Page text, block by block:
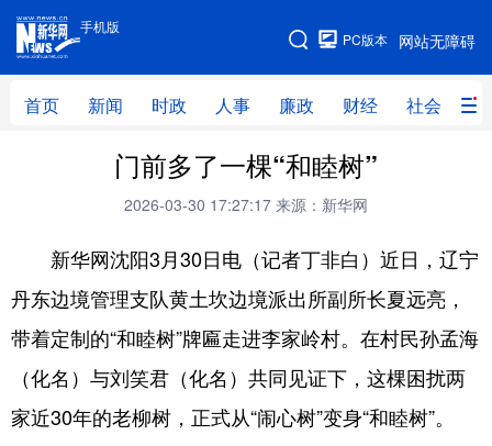
手机版
网站无障碍
PC版本
首页 新闻 时政 人事 廉政 财经 社会 科
手机版
网站地图
新闻 时政
财经 社会
文化 教育 健康 旅游
体育 视频 直播 无人机
地方频道
门前多了一棵“和睦树”
2026-03-30 17:27:17 来源：新华网
新华网沈阳3月30日电（记者丁非白）近日，辽宁
丹东边境管理支队黄土坎边境派出所副所长夏远亮，
带着定制的“和睦树”牌匾走进李家岭村。在村民孙孟海
（化名）与刘笑君（化名）共同见证下，这棵困扰两
家近30年的老柳树，正式从“闹心树”变身“和睦树”。